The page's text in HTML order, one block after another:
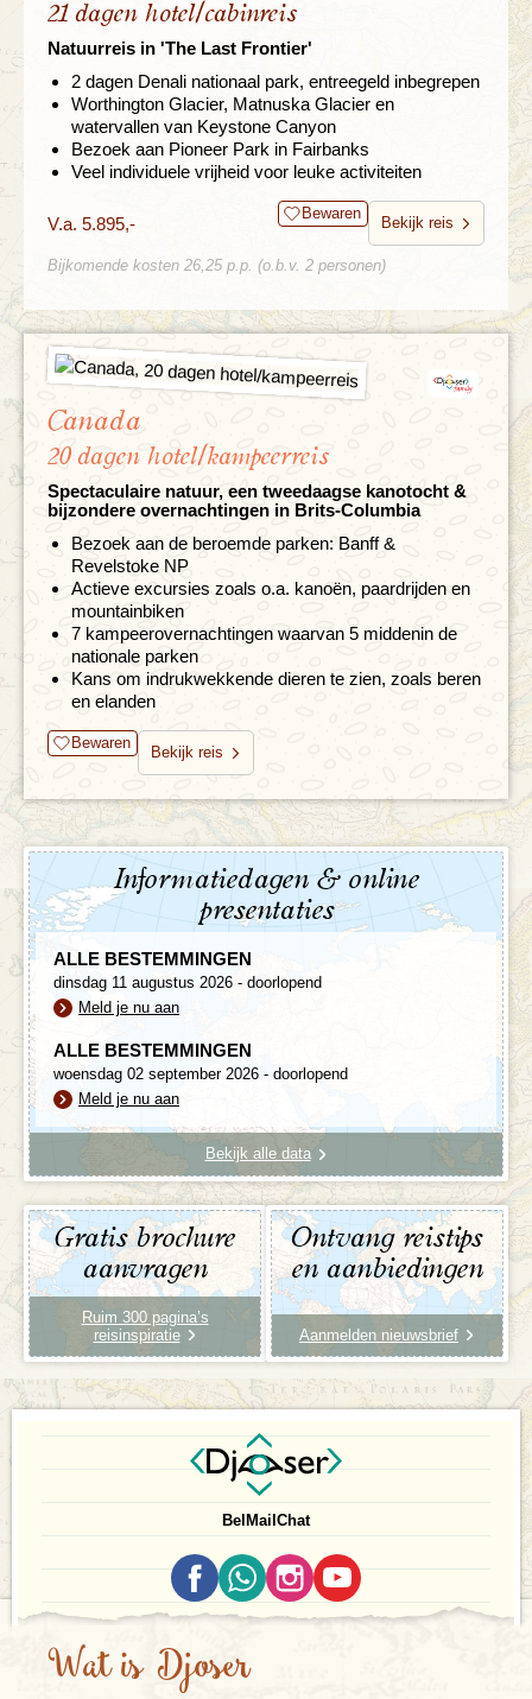
21 dagen hotel/cabinreis
Natuurreis in 'The Last Frontier'
2 dagen Denali nationaal park, entreegeld inbegrepen
Worthington Glacier, Matnuska Glacier en
watervallen van Keystone Canyon
Bezoek aan Pioneer Park in Fairbanks
Veel individuele vrijheid voor leuke activiteiten
V.a. 5.895,- Bewaren
Bekijk reis
Bijkomende kosten 26,25 p.p. (o.b.v. 2 personen)
Canada
20 dagen hotel/kampeerreis
Spectaculaire natuur, een tweedaagse kanotocht &
bijzondere overnachtingen in Brits-Columbia
Bezoek aan de beroemde parken: Banff &
Revelstoke NP
Actieve excursies zoals o.a. kanoën, paardrijden en
mountainbiken
7 kampeerovernachtingen waarvan 5 middenin de
nationale parken
Kans om indrukwekkende dieren te zien, zoals beren
en elanden
Bewaren
Bekijk reis
Informatiedagen & online
presentaties
ALLE BESTEMMINGEN
dinsdag 11 augustus 2026 - doorlopend
Meld je nu aan
ALLE BESTEMMINGEN
woensdag 02 september 2026 - doorlopend
Meld je nu aan
Bekijk alle data
Gratis brochure
aanvragen
Ruim 300 pagina’s
reisinspiratie
Ontvang reistips
en aanbiedingen
Aanmelden nieuwsbrief
Bel Mail Chat
Wat is Djoser